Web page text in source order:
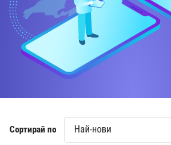
Сортирай по Най-нови